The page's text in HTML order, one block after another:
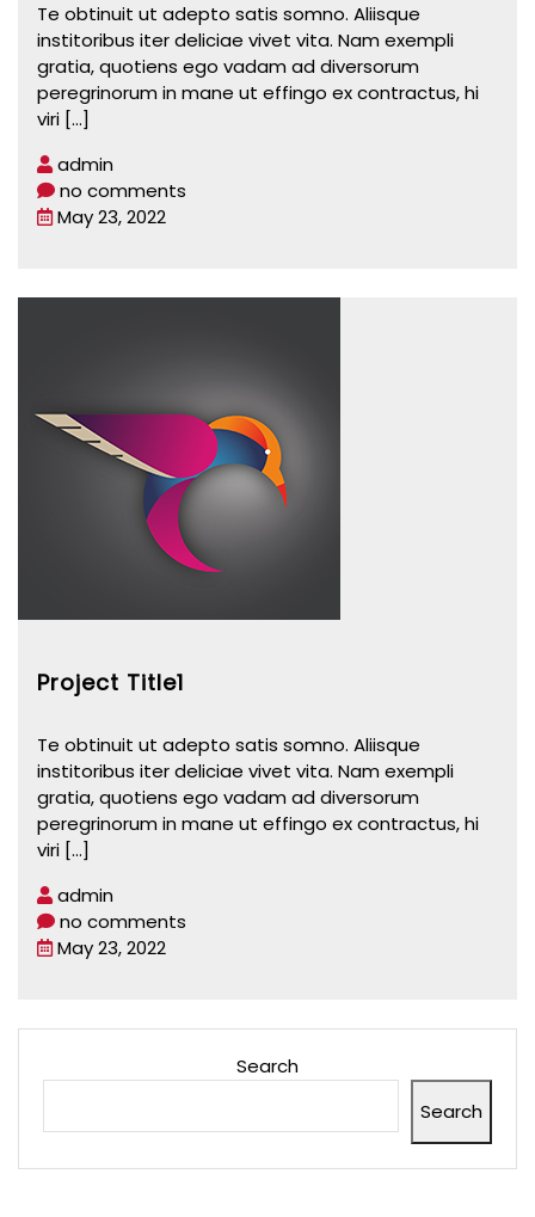
Te obtinuit ut adepto satis somno. Aliisque
institoribus iter deliciae vivet vita. Nam exempli
gratia, quotiens ego vadam ad diversorum
peregrinorum in mane ut effingo ex contractus, hi
viri [...]
admin
no comments
May 23, 2022
Project Title1
Te obtinuit ut adepto satis somno. Aliisque
institoribus iter deliciae vivet vita. Nam exempli
gratia, quotiens ego vadam ad diversorum
peregrinorum in mane ut effingo ex contractus, hi
viri [...]
admin
no comments
May 23, 2022
Search
Search